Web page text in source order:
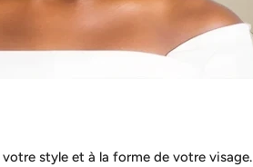
style et à la forme de votre visage.